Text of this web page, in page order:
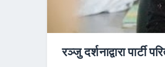
रञ्जु दर्शनाद्वारा पार्टी